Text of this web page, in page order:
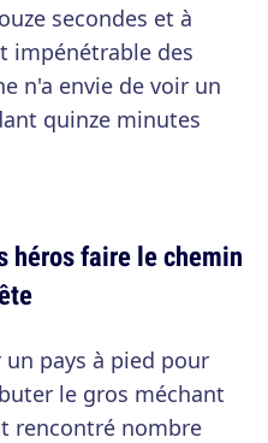
secondes et à
impénétrable des
n'a envie de voir un
quinze minutes
héros faire le chemin
pays à pied pour
le gros méchant
rencontré nombre